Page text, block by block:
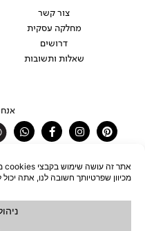
צור קשר
מחלקה עסקית
דרושים
שאלות ותשובות
Pinterest
Instagram
Facebook-
f
רוצים